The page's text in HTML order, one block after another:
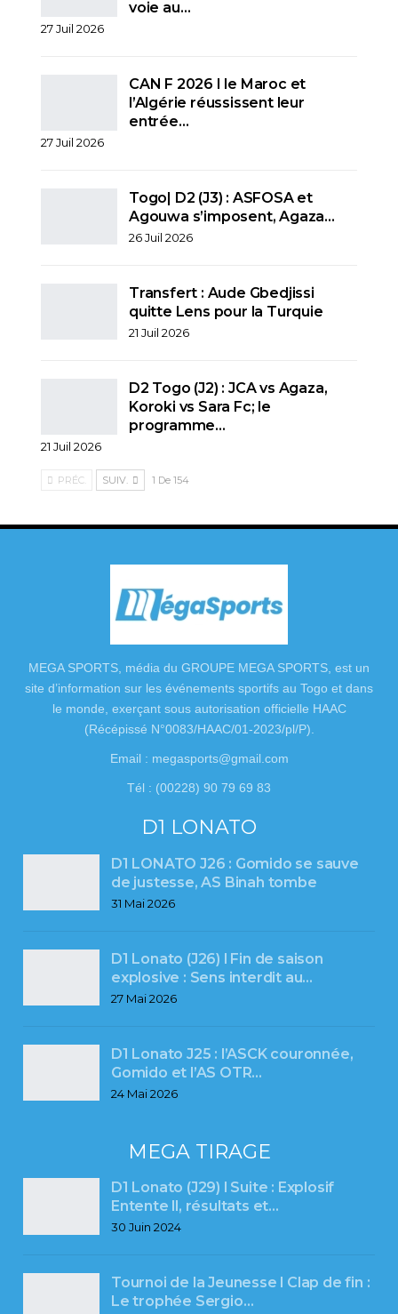
voie au…
27 Juil 2026
CAN F 2026 I le Maroc et
l’Algérie réussissent leur
entrée…
27 Juil 2026
Togo| D2 (J3) : ASFOSA et
Agouwa s’imposent, Agaza…
26 Juil 2026
Transfert : Aude Gbedjissi
quitte Lens pour la Turquie
21 Juil 2026
D2 Togo (J2) : JCA vs Agaza,
Koroki vs Sara Fc; le
programme…
21 Juil 2026
PRÉC. SUIV. 1 De 154
MEGA SPORTS, média du GROUPE MEGA SPORTS, est un
site d’information sur les événements sportifs au Togo et dans
le monde, exerçant sous autorisation officielle HAAC
(Récépissé N°0083/HAAC/01-2023/pl/P).
Email : megasports@gmail.com
Tél : (00228) 90 79 69 83
D1 LONATO
D1 LONATO J26 : Gomido se sauve
de justesse, AS Binah tombe
31 Mai 2026
D1 Lonato (J26) l Fin de saison
explosive : Sens interdit au…
27 Mai 2026
D1 Lonato J25 : l’ASCK couronnée,
Gomido et l’AS OTR…
24 Mai 2026
MEGA TIRAGE
D1 Lonato (J29) l Suite : Explosif
Entente ll, résultats et…
30 Juin 2024
Tournoi de la Jeunesse l Clap de fin :
Le trophée Sergio…